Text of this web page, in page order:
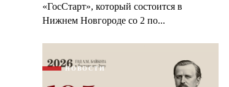
«ГосСтарт», который состоится в
Нижнем Новгороде со 2 по...
НОВОСТИ